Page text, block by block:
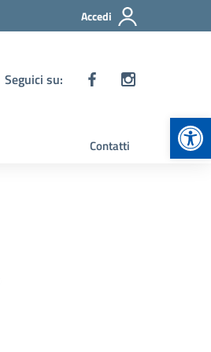
Accedi
Seguici su:
Contatti